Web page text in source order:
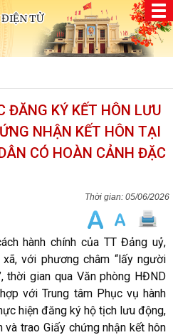
ĐIỆN TỬ
ĐĂNG KÝ KẾT HÔN LƯU
NHẬN KẾT HÔN TẠI
CÓ HOÀN CẢNH ĐẶC
05/06/2026
hành chính của TT Đảng uỷ,
với phương châm “lấy người
thời gian qua Văn phòng HĐND
với Trung tâm Phục vụ hành
hiện đăng ký hộ tịch lưu động,
trao Giấy chứng nhận kết hôn